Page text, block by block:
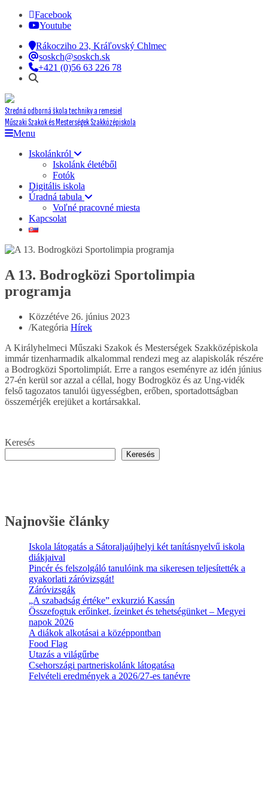
Facebook
Youtube
Rákocziho 23, Kráľovský Chlmec
soskch@soskch.sk
+421 (0)56 63 226 78
Stredná odborná škola techniky a remesiel
Műszaki Szakok és Mesterségek Szakközépiskola
Menu
Iskolánkról
Iskolánk életéből
Fotók
Digitális iskola
Úradná tabula
Voľné pracovné miesta
Kapcsolat
A 13. Bodrogközi Sportolimpia
programja
Közzétéve 26. június 2023
/Kategória Hírek
A Királyhelmeci Műszaki Szakok és Mesterségek Szakközépiskola
immár tizenharmadik alkalommal rendezi meg az alapiskolák részére
a Bodrogközi Sportolimpiát. Erre a rangos eseményre az idén június
27-én kerül sor azzal a céllal, hogy Bodrogköz és az Ung-vidék
felső tagozatos tanulói ügyességben, erőben, sportadottságban
összemérjék erejüket a kortársakkal.
Keresés
Keresés
Najnovšie články
Iskola látogatás a Sátoraljaújhelyi két tanításnyelvű iskola
diákjaival
Pincér és felszolgáló tanulóink ma sikeresen teljesítették a
gyakorlati záróvizsgát!
Záróvizsgák
„A szabadság értéke” exkurzió Kassán
Összefogtuk erőinket, ízeinket és tehetségünket – Megyei
napok 2026
A diákok alkotásai a középpontban
Food Flag
Utazás a világűrbe
Csehországi partneriskolánk látogatása
Felvételi eredmények a 2026/27-es tanévre